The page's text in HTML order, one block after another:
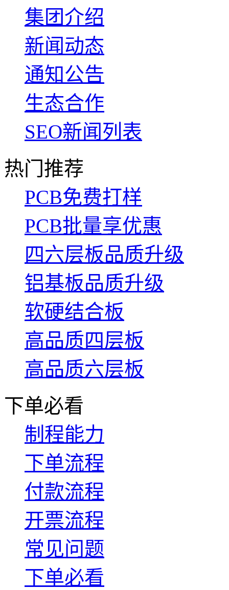
集团介绍
新闻动态
通知公告
生态合作
SEO新闻列表
热门推荐
PCB免费打样
PCB批量享优惠
四六层板品质升级
铝基板品质升级
软硬结合板
高品质四层板
高品质六层板
下单必看
制程能力
下单流程
付款流程
开票流程
常见问题
下单必看